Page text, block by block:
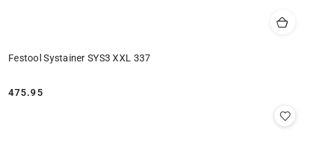
Festool Systainer SYS3 XXL 337
Cena:
475.95